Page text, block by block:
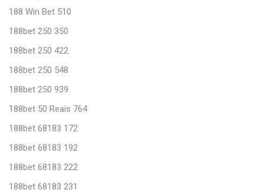
188 Win Bet 510
188bet 250 350
188bet 250 422
188bet 250 548
188bet 250 939
188bet 50 Reais 764
188bet 68183 172
188bet 68183 192
188bet 68183 222
188bet 68183 231